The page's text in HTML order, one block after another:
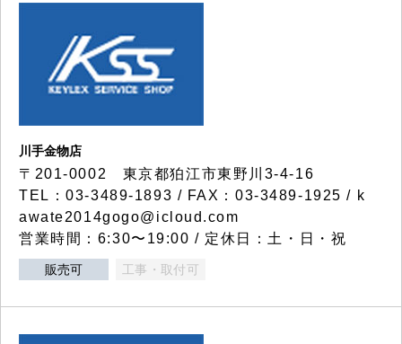
川手金物店
〒201-0002 東京都狛江市東野川3-4-16
TEL：03-3489-1893 / FAX：03-3489-1925 / k
awate2014gogo@icloud.com
営業時間：6:30〜19:00 / 定休日：土・日・祝
販売可 工事・取付可